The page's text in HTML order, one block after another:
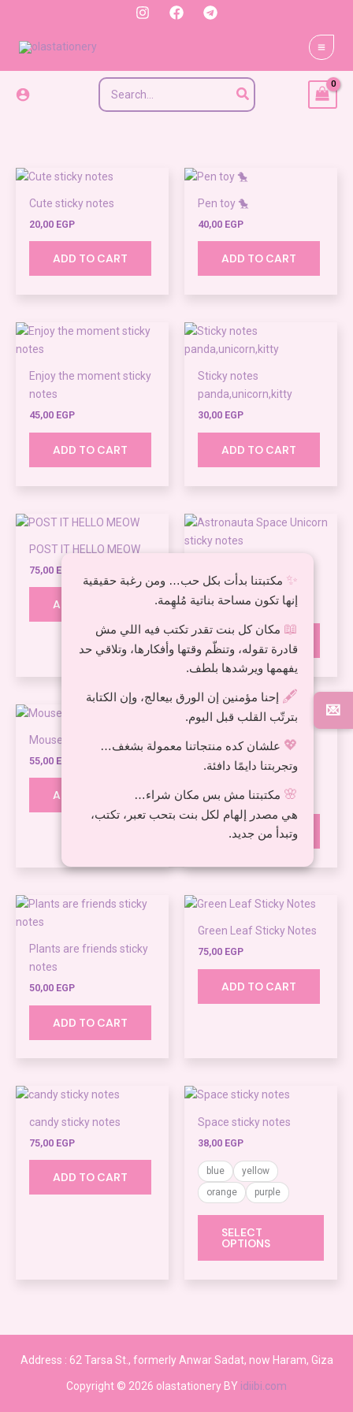
content
Search
for:
Cute sticky notes
20,00 EGP
ADD TO CART
Pen toy 🐤
40,00 EGP
ADD TO CART
Enjoy the moment sticky
notes
45,00 EGP
ADD TO CART
Sticky notes
panda,unicorn,kitty
30,00 EGP
ADD TO CART
POST IT HELLO MEOW
75,00 EGP
ADD TO CART
Unicorn sticky notes
65,00EGP
ADD TO CART
Mouse post-it notes
55,00 EGP
ADD TO CART
Dinosaur theme Sticky
40,00 EGP
ADD TO CART
Plants are friends sticky
notes
50,00 EGP
ADD TO CART
Green Leaf Sticky Notes
75,00 EGP
ADD TO CART
candy sticky notes
75,00 EGP
ADD TO CART
Space sticky notes
38,00 EGP
blue
yellow
orange
purple
SELECT
OPTIONS
Address : 62 Tarsa St., formerly Anwar Sadat, now Haram, Giza
Copyright © 2026 olastationery BY idiibi.com
💌
✨ مكتبتنا بدأت بكل حب… ومن رغبة حقيقية
إنها تكون مساحة بناتية مُلهِمة.
📖 مكان كل بنت تقدر تكتب فيه اللي مش
قادرة تقوله، وتنظّم وقتها وأفكارها، وتلاقي حد
يفهمها ويرشدها بلطف.
🖋️ إحنا مؤمنين إن الورق بيعالج، وإن الكتابة
بترتّب القلب قبل اليوم.
💖 علشان كده منتجاتنا معمولة بشغف…
وتجربتنا دايمًا دافئة.
🌸 مكتبتنا مش بس مكان شراء…
هي مصدر إلهام لكل بنت بتحب تعبر، تكتب،
وتبدأ من جديد.